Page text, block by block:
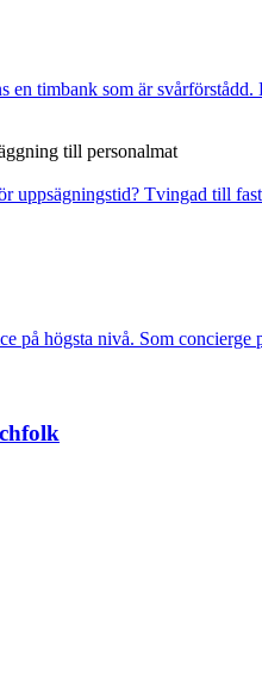
en timbank som är
till personalmat
uppsägningstid? Tvingad till
på högsta nivå. Som